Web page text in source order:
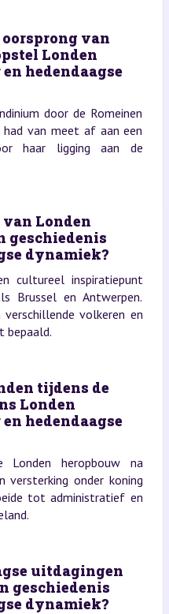
van
Londen
hedendaagse
door de Romeinen
van meet af aan een
haar ligging aan de
Londen
geschiedenis
dynamiek?
cultureel inspiratiepunt
Brussel en Antwerpen.
verschillende volkeren en
bepaald.
tijdens de
Londen
hedendaagse
Londen heropbouw na
versterking onder koning
tot administratief en
uitdagingen
geschiedenis
dynamiek?